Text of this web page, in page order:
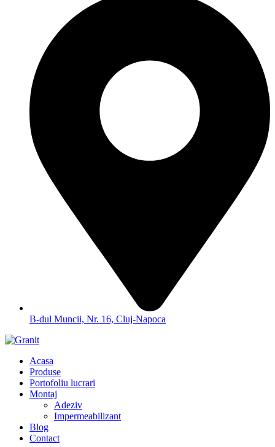
B-dul Muncii, Nr. 16, Cluj-Napoca
Acasa
Produse
Portofoliu lucrari
Montaj
Adeziv
Impermeabilizant
Blog
Contact